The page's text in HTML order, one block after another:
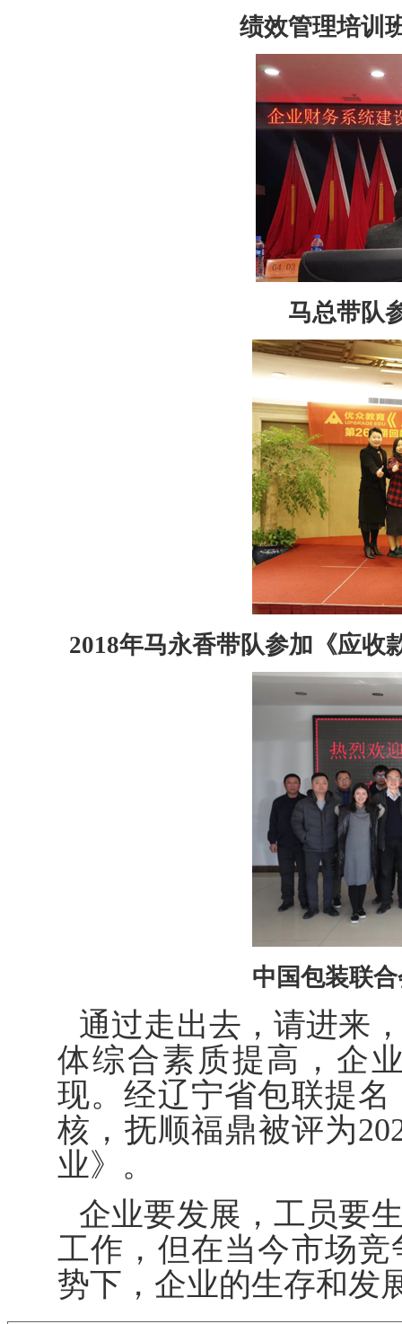
绩效管理培训
马总带队
2018年马永香带队参加《应收
中国包装联
通过走出去，请进来
体综合素质提高，企
现。经辽宁省包联提
核，抚顺福鼎被评为
业》。
企业要发展，工员要
工作，但在当今市场
势下，企业的生存和发